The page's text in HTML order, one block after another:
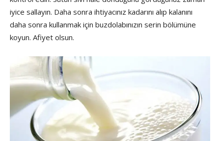
iyice sallayın. Daha sonra ihtiyacınız kadarını alıp kalanını
daha sonra kullanmak için buzdolabınızın serin bölümüne
koyun. Afiyet olsun.